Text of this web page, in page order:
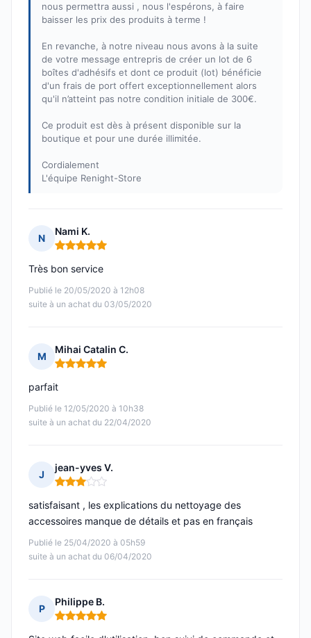
nous permettra aussi , nous l'espérons, à faire
baisser les prix des produits à terme !
En revanche, à notre niveau nous avons à la suite
de votre message entrepris de créer un lot de 6
boîtes d'adhésifs et dont ce produit (lot) bénéficie
d'un frais de port offert exceptionnellement alors
qu'il n’atteint pas notre condition initiale de 300€.
Ce produit est dès à présent disponible sur la
boutique et pour une durée illimitée.
Cordialement
L'équipe Renight-Store
N
Nami K.
Note : 5 sur 5
Publié le 20/05/2020 à 12h08
suite à un achat du 03/05/2020
Très bon service
M
Mihai Catalin C.
Note : 5 sur 5
Publié le 12/05/2020 à 10h38
suite à un achat du 22/04/2020
parfait
J
jean-yves V.
Note : 3 sur 5
Publié le 25/04/2020 à 05h59
suite à un achat du 06/04/2020
satisfaisant , les explications du nettoyage des
accessoires manque de détails et pas en français
P
Philippe B.
Note : 5 sur 5